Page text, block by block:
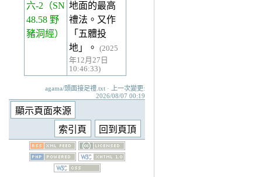
六-2 （SN
48.58 野
豬洞經）
地面的最高
禮法。又作
「五體投
地」。
(2025
年12月27日
10:46:33)
agama/頭面接足禮.txt · 上一次變更:
2026/08/07 00:19